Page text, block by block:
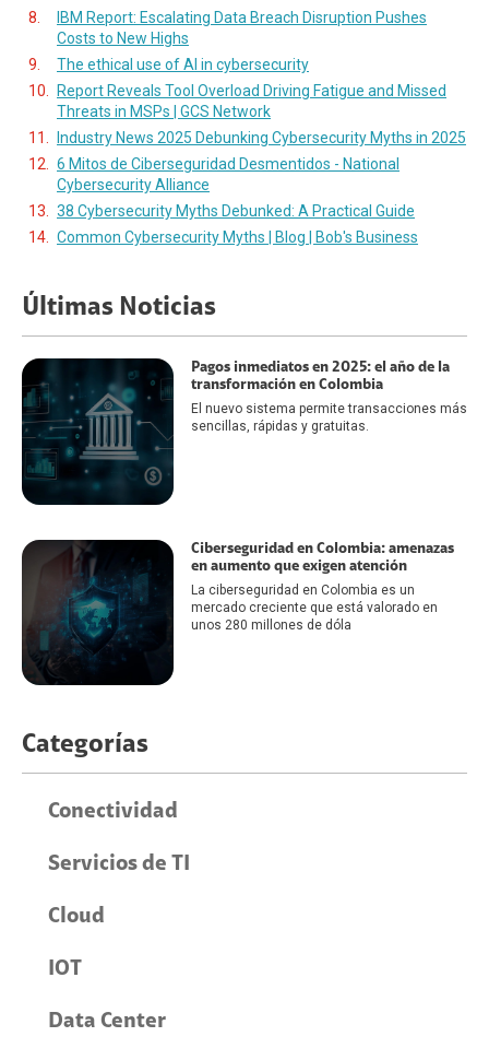
IBM Report: Escalating Data Breach Disruption Pushes
Costs to New Highs
The ethical use of AI in cybersecurity
Report Reveals Tool Overload Driving Fatigue and Missed
Threats in MSPs | GCS Network
Industry News 2025 Debunking Cybersecurity Myths in 2025
6 Mitos de Ciberseguridad Desmentidos - National
Cybersecurity Alliance
38 Cybersecurity Myths Debunked: A Practical Guide
Common Cybersecurity Myths | Blog | Bob's Business
Últimas Noticias
Pagos inmediatos en 2025: el año de la
transformación en Colombia
El nuevo sistema permite transacciones más
sencillas, rápidas y gratuitas.
Ciberseguridad en Colombia: amenazas
en aumento que exigen atención
La ciberseguridad en Colombia es un
mercado creciente que está valorado en
unos 280 millones de dóla
Categorías
Conectividad
Servicios de TI
Cloud
IOT
Data Center